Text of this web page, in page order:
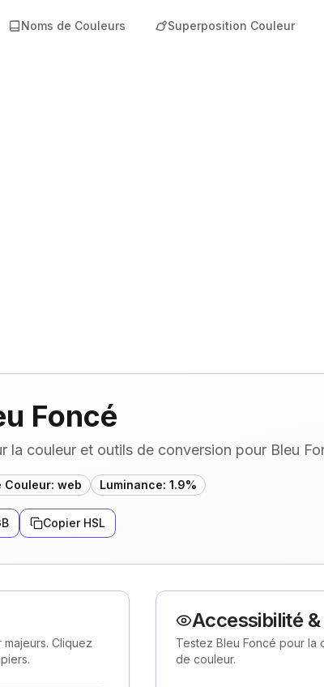
Noms de Couleurs Superposition Couleur
Foncé
la couleur et outils de conversion pour Bleu
Couleur: web Luminance: 1.9%
Copier HSL
Cliquez
Accessibilité
Testez Bleu Foncé pour
de couleur.